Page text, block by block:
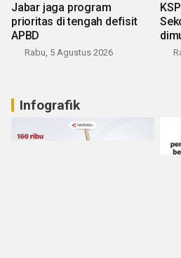
Jabar jaga program
prioritas di tengah defisit
APBD
Rabu, 5 Agustus 2026
Infografik